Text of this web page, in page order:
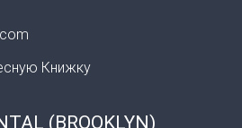
Книжку
(BROOKLYN)